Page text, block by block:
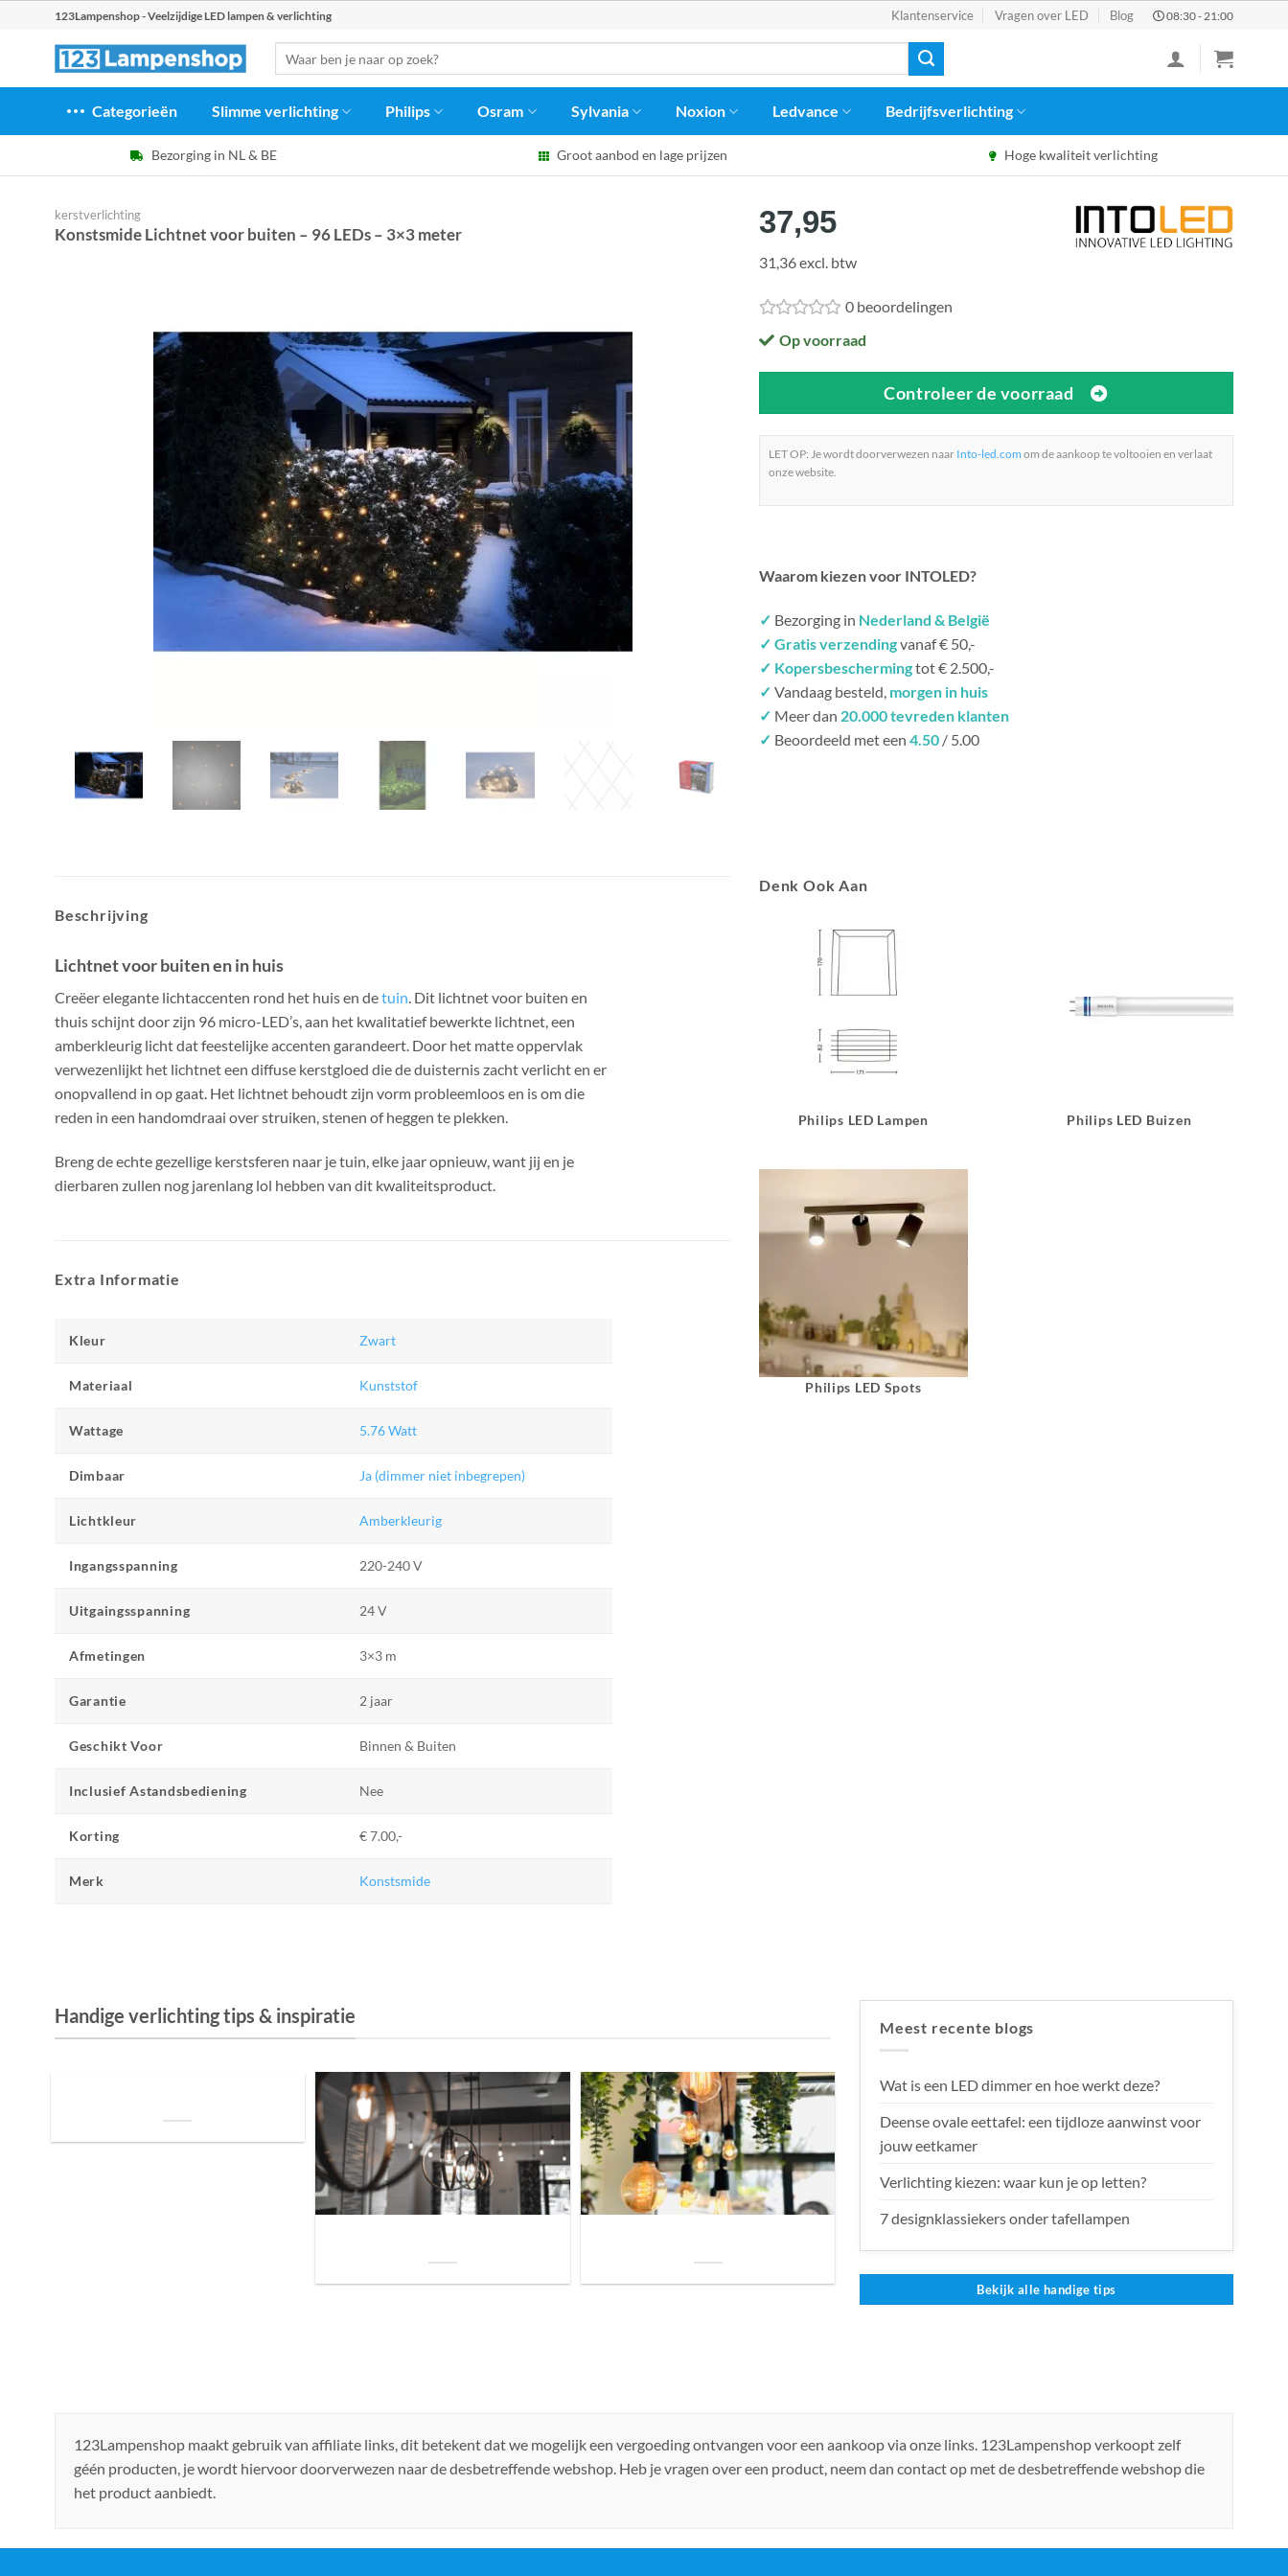
123Lampenshop - Veelzijdige LED lampen & verlichting Klantenservice Vragen over LED Blog 08:30 - 21:00
naar:
Categorieën Slimme verlichting Philips Osram Sylvania Noxion Ledvance Bedrijfsverlichting
Bezorging in NL & BE Groot aanbod en lage prijzen Hoge kwaliteit verlichting
kerstverlichting
Konstsmide Lichtnet voor buiten – 96 LEDs – 3×3 meter 37,95
31,36 excl. btw
0 beoordelingen
Op voorraad
Controleer de voorraad
LET OP: Je wordt doorverwezen naar Into-led.com om de aankoop te voltooien en verlaat
onze website.
Waarom kiezen voor INTOLED?
✓ Bezorging in Nederland & België
✓ Gratis verzendingvanaf € 50,-
✓ Kopersbeschermingtot € 2.500,-
✓ Vandaag besteld, morgen in huis
✓ Meer dan 20.000 tevreden klanten
✓ Beoordeeld met een 4.50 / 5.00
Beschrijving
Lichtnet voor buiten en in huis
Creëer elegante lichtaccenten rond het huis en detuin. Dit lichtnet voor buiten en
thuis schijnt door zijn 96 micro-LED’s, aan het kwalitatief bewerkte lichtnet, een
amberkleurig licht dat feestelijke accenten garandeert. Door het matte oppervlak
verwezenlijkt het lichtnet een diffuse kerstgloed die de duisternis zacht verlicht en er
onopvallend in op gaat. Het lichtnet behoudt zijn vorm probleemloos en is om die
reden in een handomdraai over struiken, stenen of heggen te plekken.
Breng de echte gezellige kerstsferen naar je tuin, elke jaar opnieuw, want jij en je
dierbaren zullen nog jarenlang lol hebben van dit kwaliteitsproduct.
Extra Informatie
Kleur Zwart
Materiaal Kunststof
Wattage 5.76 Watt
Dimbaar Ja (dimmer niet inbegrepen)
Lichtkleur Amberkleurig
Ingangsspanning 220-240 V
Uitgaingsspanning 24 V
Afmetingen 3×3 m
Garantie 2 jaar
Geschikt Voor Binnen & Buiten
Inclusief Astandsbediening Nee
Korting € 7.00,-
Merk Konstsmide
Denk Ook Aan
Philips LED Lampen Philips LED Buizen
Philips LED Spots
Handige verlichting tips & inspiratie
Meest recente blogs
Wat is een LED dimmer en hoe werkt deze?
Deense ovale eettafel: een tijdloze aanwinst voor
jouw eetkamer
Verlichting kiezen: waar kun je op letten?
7 designklassiekers onder tafellampen
Bekijk alle handige tips
123Lampenshop maakt gebruik van affiliate links, dit betekent dat we mogelijk een vergoeding ontvangen voor een aankoop via onze links. 123Lampenshop verkoopt zelf
géén producten, je wordt hiervoor doorverwezen naar de desbetreffende webshop. Heb je vragen over een product, neem dan contact op met de desbetreffende webshop die
het product aanbiedt.